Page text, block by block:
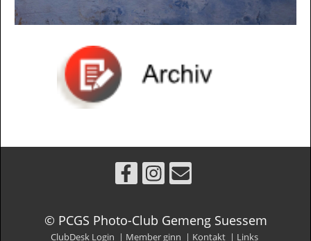
© PCGS Photo-Club Gemeng Suessem
ClubDesk Login | Member ginn | Kontakt | Links